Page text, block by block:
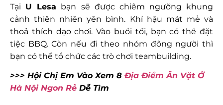
Tại U Lesa bạn sẽ được chiêm ngưỡng khung
cảnh thiên nhiên yên bình. Khí hậu mát mẻ và
thoả thích dạo chơi. Vào buổi tối, bạn có thể đặt
tiệc BBQ. Còn nếu đi theo nhóm đông người thì
bạn có thể tổ chức các trò chơi teambuilding.
>>> Hội Chị Em Vào Xem 8 Địa Điểm Ăn Vặt Ở
Hà Nội Ngon Rẻ Dễ Tìm